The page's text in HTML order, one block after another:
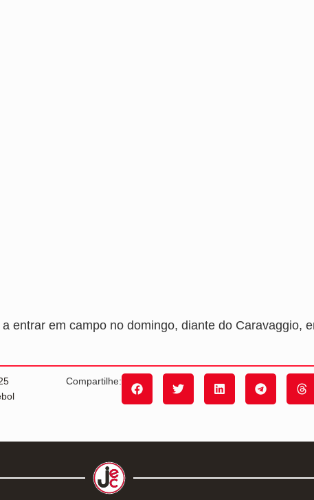
entrar em campo no domingo, diante do Caravaggio,
Compartilhe: